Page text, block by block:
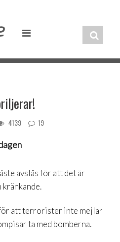
4139 19
avslås för att det är
att terrorister inte mejlar
ta med bomberna.